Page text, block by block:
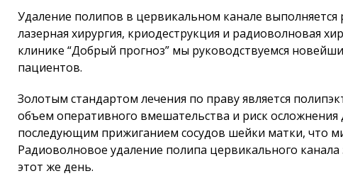
Удаление полипов в цервикальном канале
лазерная хирургия, криодеструкция и радиоволновая
клинике “Добрый прогноз” мы руководствуемся
пациентов.
Золотым стандартом лечения по праву является
объем оперативного вмешательства и риск
последующим прижиганием сосудов шейки матки, что
Радиоволновое удаление полипа цервикального
этот же день.